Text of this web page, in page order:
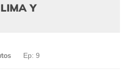
Y
Ep: 9